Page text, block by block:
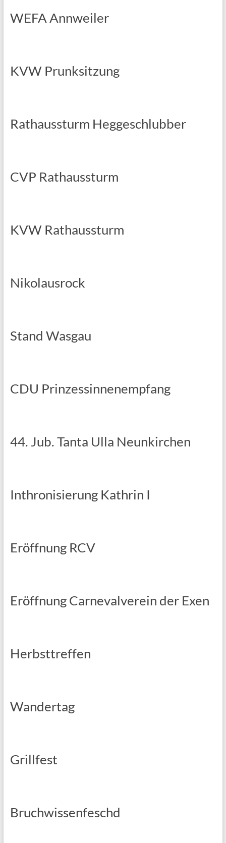
WEFA Annweiler
KVW Prunksitzung
Rathaussturm Heggeschlubber
CVP Rathaussturm
KVW Rathaussturm
Nikolausrock
Stand Wasgau
CDU Prinzessinnenempfang
44. Jub. Tanta Ulla Neunkirchen
Inthronisierung Kathrin I
Eröffnung RCV
Eröffnung Carnevalverein der Exen
Herbsttreffen
Wandertag
Grillfest
Bruchwissenfeschd